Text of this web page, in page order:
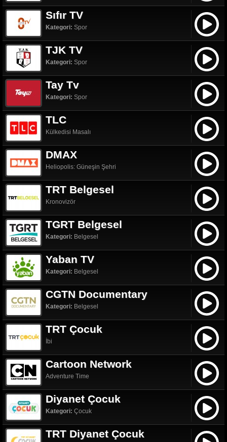
Sıfır TV
Kategori: Spor
TJK TV
Kategori: Spor
Tay Tv
Kategori: Spor
TLC
Külkedisi Masalı
DMAX
Heliopolis: Güneşin Şehri
TRT Belgesel
Kronovizör
TGRT Belgesel
Kategori: Belgesel
Yaban TV
Kategori: Belgesel
CGTN Documentary
Kategori: Belgesel
TRT Çocuk
İbi
Cartoon Network
Adventure Time
Diyanet Çocuk
Kategori: Çocuk
TRT Diyanet Çocuk